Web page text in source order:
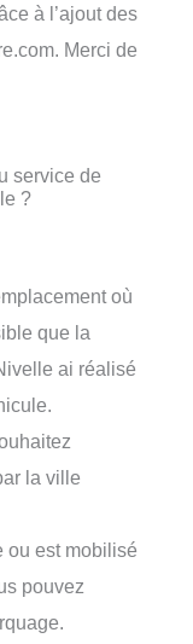
à l’ajout des
Merci de
service de
?
où
que la
ai réalisé
la ville
ou est mobilisé
pouvez